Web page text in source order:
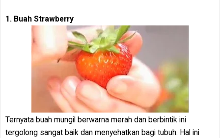
1. Buah Strawberry
Ternyata buah mungil berwarna merah dan berbintik ini
tergolong sangat baik dan menyehatkan bagi tubuh. Hal ini